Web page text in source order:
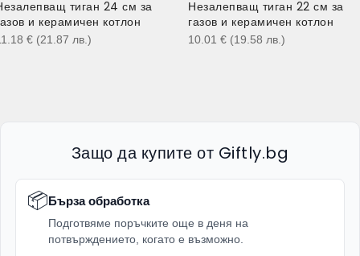
тиган 24 см за
и керамичен котлон
€ (21.87 лв. )
Незалепващ тиган 22 см за
газов и керамичен котлон
10.01 € (19.58 лв. )
Защо да купите от Giftly.bg
📦Бърза обработка
Подготвяме поръчките още в деня на
потвърждението, когато е възможно.